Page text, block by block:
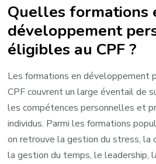
Quelles formations
développement
éligibles au CPF ?
Les formations en développement
CPF couvrent un large éventail de
les compétences personnelles et
individus. Parmi les formations
on retrouve la gestion du stress, la
la gestion du temps, le leadership,